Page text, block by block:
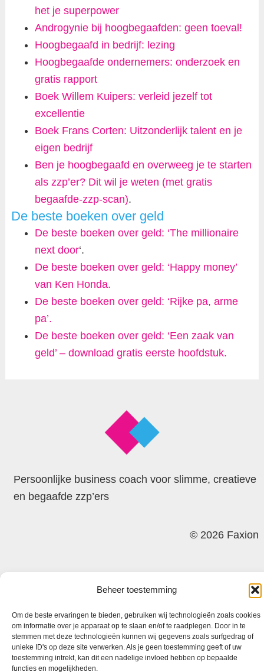
Beheer toestemming
Om de beste ervaringen te bieden, gebruiken wij technologieën zoals cookies
om informatie over je apparaat op te slaan en/of te raadplegen. Door in te
stemmen met deze technologieën kunnen wij gegevens zoals surfgedrag of
unieke ID's op deze site verwerken. Als je geen toestemming geeft of uw
toestemming intrekt, kan dit een nadelige invloed hebben op bepaalde
functies en mogelijkheden.
het je superpower
Androgynie bij hoogbegaafden: geen toeval!
Hoogbegaafd in bedrijf: lezing
Hoogbegaafde ondernemers: onderzoek en
gratis rapport
Boek Willem Kuipers: verleid jezelf tot
excellentie
Boek Frans Corten: Uitzonderlijk talent en je
eigen bedrijf
Ben je hoogbegaafd en overweeg je te starten
als zzp’er? Dit wil je weten (met gratis
begaafde-zzp-scan).
De beste boeken over geld
De beste boeken over geld: ‘The millionaire
next door‘.
De beste boeken over geld: ‘Happy money’
van Ken Honda.
De beste boeken over geld: ‘Rijke pa, arme
pa’.
De beste boeken over geld: ‘Een zaak van
geld’ – download gratis eerste hoofdstuk.
Persoonlijke business coach voor slimme, creatieve
en begaafde zzp’ers
© 2026 Faxion